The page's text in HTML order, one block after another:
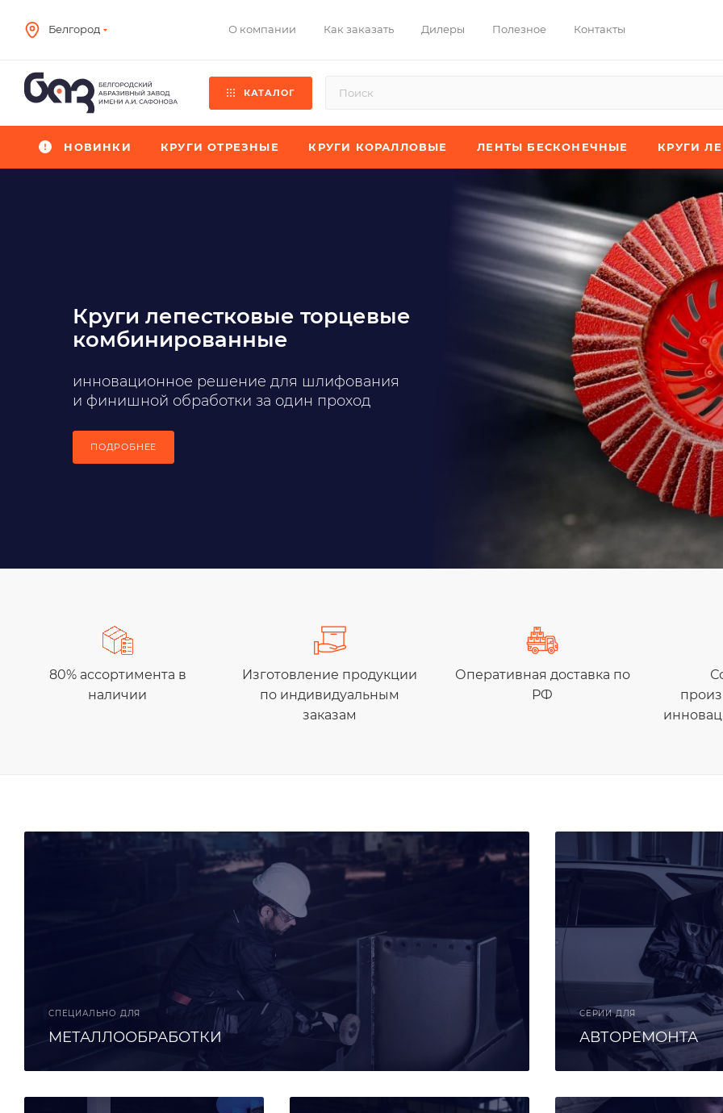
Белгород О компании Как заказать Дилеры Полезное Контакты
КАТАЛОГ
НОВИНКИ КРУГИ ОТРЕЗНЫЕ КРУГИ КОРАЛЛОВЫЕ ЛЕНТЫ БЕСКОНЕЧНЫЕ КРУГИ
Круги лепестковые торцевые
комбинированные
инновационное решение для шлифования
и финишной обработки за один проход
ПОДРОБНЕЕ
80% ассортимента в
наличии
Изготовление продукции
по индивидуальным
заказам
Оперативная доставка по
РФ
СПЕЦИАЛЬНО ДЛЯ
МЕТАЛЛООБРАБОТКИ
СЕРИИ ДЛЯ
АВТОРЕМОНТА